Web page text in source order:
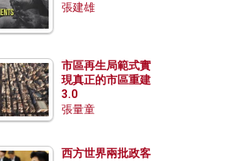
張建雄
市區再生局範式實
現真正的市區重建
3.0
張量童
西方世界兩批政客